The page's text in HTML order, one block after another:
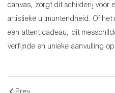
canvas, zorgt dit schilderij voor
artistieke uitmuntendheid. Of
een attent cadeau, dit
verfijnde en unieke aanvulling